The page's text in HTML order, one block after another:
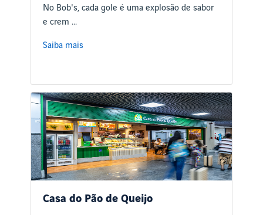
No Bob's, cada gole é uma explosão de sabor
e crem ...
Saiba mais
Casa do Pão de Queijo